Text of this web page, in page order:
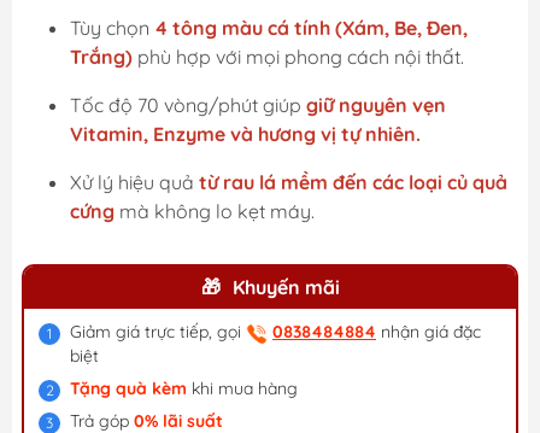
Tùy chọn 4 tông màu cá tính (Xám, Be, Đen,
Trắng) phù hợp với mọi phong cách nội thất.
Tốc độ 70 vòng/phút giúp giữ nguyên vẹn
Vitamin, Enzyme và hương vị tự nhiên.
Xử lý hiệu quả từ rau lá mềm đến các loại củ quả
cứng mà không lo kẹt máy.
Khuyến mãi
Giảm giá trực tiếp, gọi 0838484884 nhận giá đặc
biệt
Tặng quà kèm khi mua hàng
Trả góp 0% lãi suất